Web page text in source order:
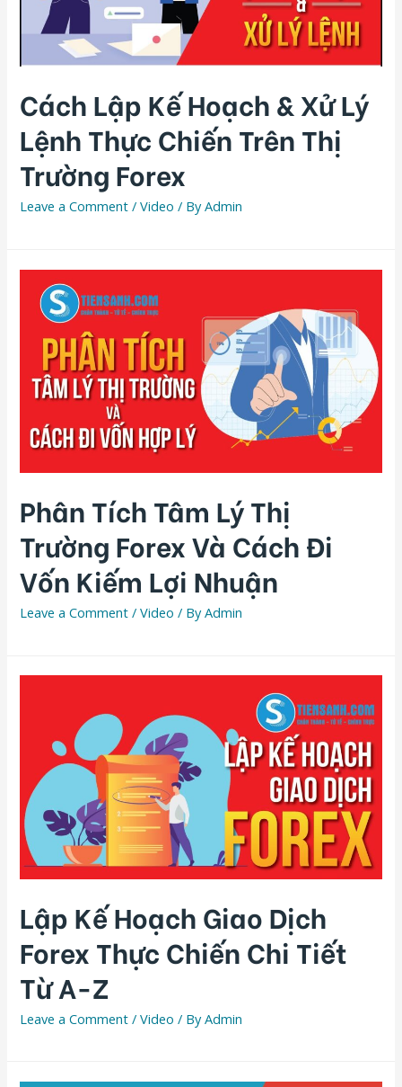
Cách Lập Kế Hoạch & Xử Lý
Lệnh Thực Chiến Trên Thị
Trường Forex
Leave a Comment /Video / ByAdmin
Phân Tích Tâm Lý Thị
Trường Forex Và Cách Đi
Vốn Kiếm Lợi Nhuận
Leave a Comment /Video / ByAdmin
Lập Kế Hoạch Giao Dịch
Forex Thực Chiến Chi Tiết
Từ A-Z
Leave a Comment /Video / ByAdmin